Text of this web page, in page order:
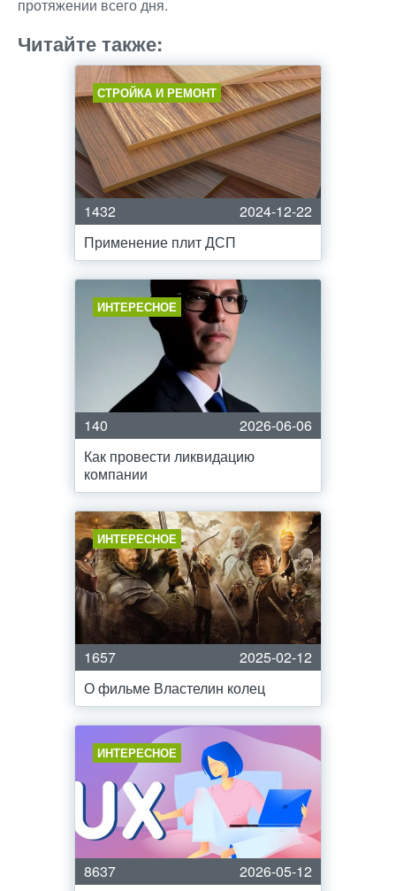
протяжении всего дня.
Читайте также:
СТРОЙКА И РЕМОНТ
1432
2024-12-22
Применение плит ДСП
ИНТЕРЕСНОЕ
140
2026-06-06
Как провести ликвидацию
компании
ИНТЕРЕСНОЕ
1657
2025-02-12
О фильме Властелин колец
ИНТЕРЕСНОЕ
8637
2026-05-12